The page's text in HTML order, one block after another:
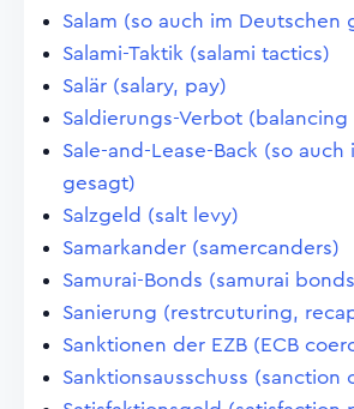
Salam (so auch im Deutschen
Salami-Taktik (salami tactics)
Salär (salary, pay)
Saldierungs-Verbot
Sale-and-Lease-Back (so auch
gesagt)
Salzgeld (salt levy)
Samarkander (samercanders)
Samurai-Bonds (samurai
Sanierung (restrcuturing,
Sanktionen der EZB (ECB
Sanktionsausschuss (sanction